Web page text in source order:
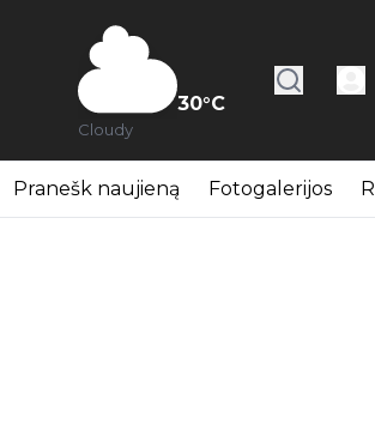
30°C
Cloudy
Pranešk naujieną Fotogalerijos